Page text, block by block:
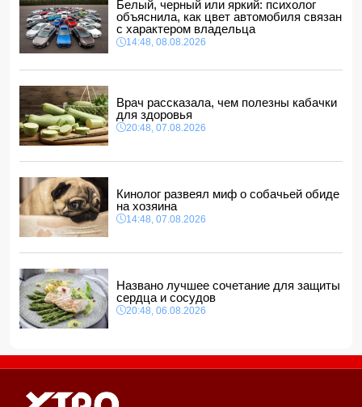
В Гобустанском районе Hyundai врезался в фонарный
столб: есть погибший
11:48, 08.08.2026
США ввели санкции против двух криптобирж за
сотрудничество с КСИР
11:40, 08.08.2026
Фон дер Ляйен захотела пресечь доходы России «со
всех сторон»
11:34, 08.08.2026
Белый, черный или яркий: психолог
объяснила, как цвет автомобиля связан
с характером владельца
14:48, 08.08.2026
Врач рассказала, чем полезны кабачки
для здоровья
20:48, 07.08.2026
Кинолог развеял миф о собачьей обиде
на хозяина
14:48, 07.08.2026
Названо лучшее сочетание для защиты
сердца и сосудов
20:48, 06.08.2026